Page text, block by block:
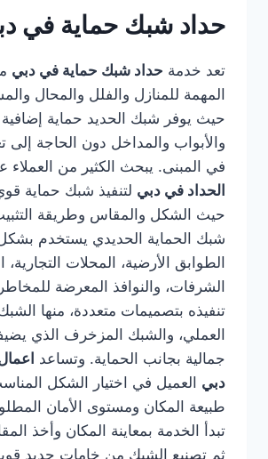
حداد شبك حماية في
تعد خدمة حداد شبك حماية في دبي
المهمة للمنازل والفلل والمحال
حيث يوفر شبك الحديد حماية إضافية
والأبواب والمداخل دون الحاجة إلى
في المبنى. يبحث الكثير من العملاء
الحداد في دبي لتنفيذ شبك حماية
حيث الشكل والمقاس وطريقة
شبك الحماية الحديدي يستخدم
الطوابق الأرضية، المحلات التجارية،
الشرفات، والنوافذ المعرضة
تنفيذه بتصميمات متعددة، منها
العملي، والشبك المزخرف الذي
جمالية بجانب الحماية. وتساعد
دبي العميل في اختيار الشكل
طبيعة المكان ومستوى الأمان
تبدأ الخدمة بمعاينة المكان وأخذ
ثم تصنيع الشبك من خامات حديد